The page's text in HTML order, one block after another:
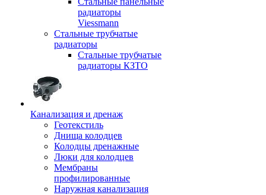
радиаторы
Viessmann
Стальные трубчатые
радиаторы
Стальные трубчатые
радиаторы КЗТО
Канализация и дренаж
Геотекстиль
Днища колодцев
Колодцы дренажные
Люки для колодцев
Мембраны
профилированные
Наружная канализация